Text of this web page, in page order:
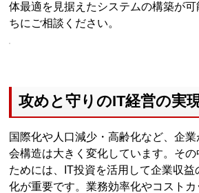
体最適を見据えたシステムの構築が
ちにご相談ください。
攻めと守りのIT経営の実
国際化や人口減少・高齢化など、企
会構造は大きく変化しています。その
ためには、IT投資を活用して企業収益
化が重要です。業務効率化やコスト